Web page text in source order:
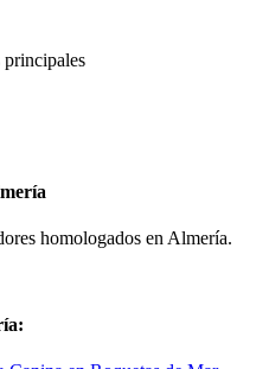
homologados en Almería.
: